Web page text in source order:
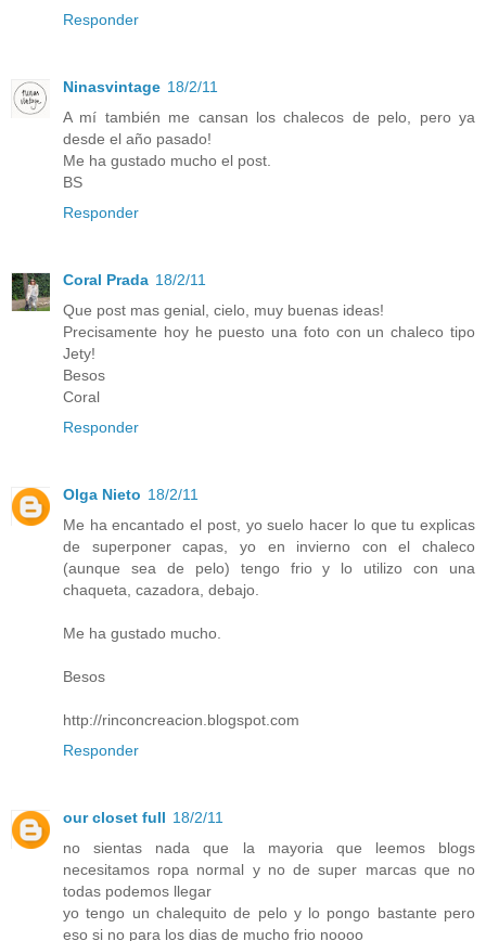
Responder
Ninasvintage 18/2/11
A mí también me cansan los chalecos de pelo, pero ya
desde el año pasado!
Me ha gustado mucho el post.
BS
Responder
Coral Prada 18/2/11
Que post mas genial, cielo, muy buenas ideas!
Precisamente hoy he puesto una foto con un chaleco tipo
Jety!
Besos
Coral
Responder
Olga Nieto 18/2/11
Me ha encantado el post, yo suelo hacer lo que tu explicas
de superponer capas, yo en invierno con el chaleco
(aunque sea de pelo) tengo frio y lo utilizo con una
chaqueta, cazadora, debajo.
Me ha gustado mucho.
Besos
http://rinconcreacion.blogspot.com
Responder
our closet full 18/2/11
no sientas nada que la mayoria que leemos blogs
necesitamos ropa normal y no de super marcas que no
todas podemos llegar
yo tengo un chalequito de pelo y lo pongo bastante pero
eso si no para los dias de mucho frio noooo